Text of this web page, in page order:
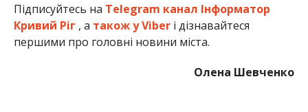
Підписуйтесь на Telegram канал Інформатор
Кривий Ріг , а також у Viberі дізнавайтеся
першими про головні новини міста.
Олена Шевченко